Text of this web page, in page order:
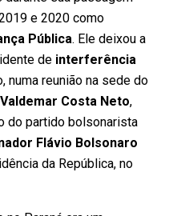
e 2020 como
Pública. Ele deixou a
de interferência
numa reunião na sede do
Valdemar Costa Neto,
do partido bolsonarista
Flávio Bolsonaro
da República, no